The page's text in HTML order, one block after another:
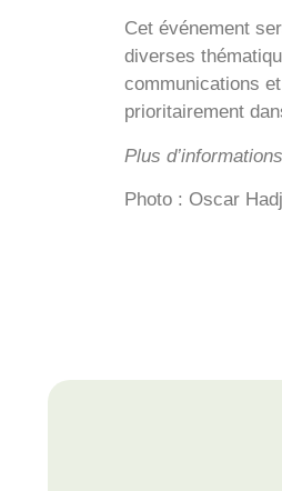
Cet événement
diverses
communications
prioritairement
Plus
Photo : Oscar